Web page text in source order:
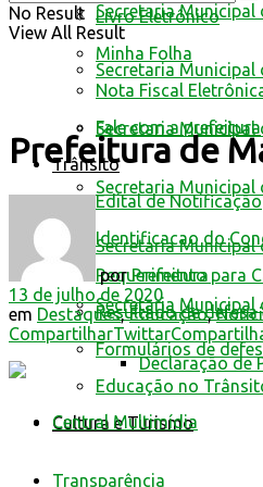
Livro Eletrônico
Minha Folha
Nota Fiscal
Fale com a prefeitura
Trânsito
Edital de Notificação
Identificacao do
Requerimento para
Resultado de defesa
Formulários de
Educação no
Cultura e Turismo
Secretaria Municipal
Secretaria
Secretaria Municipal
Secretaria Municipal
Secretaria Municipal
Secretaria Municipal
Declaração de
Central Multimídia
Transparência
No Result
View All Result
Prefeitura de
por Prefeitura
13 de julho de 2020
em Destaques,Educação,
CompartilharTwittar